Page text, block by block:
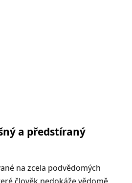
a předstíraný
na zcela podvědomých